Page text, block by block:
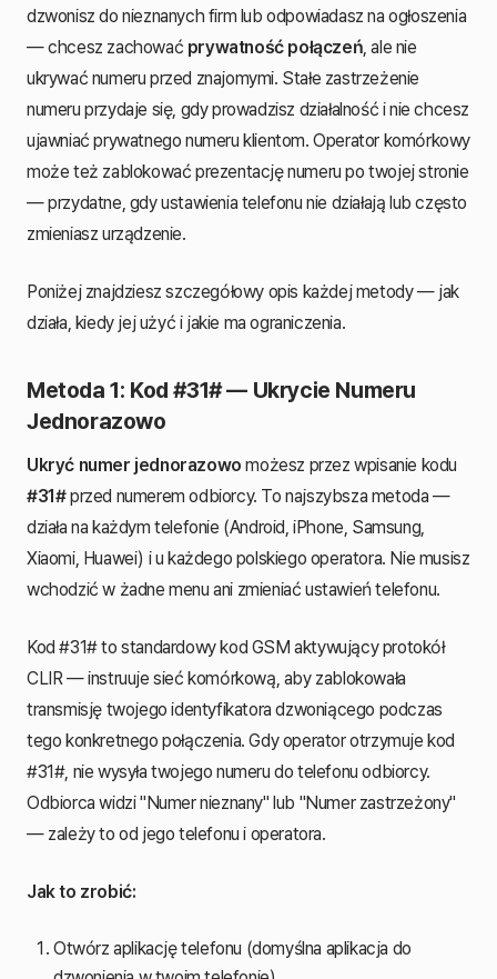
dzwonisz do nieznanych firm lub odpowiadasz na ogłoszenia
— chcesz zachować prywatność połączeń, ale nie
ukrywać numeru przed znajomymi. Stałe zastrzeżenie
numeru przydaje się, gdy prowadzisz działalność i nie chcesz
ujawniać prywatnego numeru klientom. Operator komórkowy
może też zablokować prezentację numeru po twojej stronie
— przydatne, gdy ustawienia telefonu nie działają lub często
zmieniasz urządzenie.
Poniżej znajdziesz szczegółowy opis każdej metody — jak
działa, kiedy jej użyć i jakie ma ograniczenia.
Metoda 1: Kod #31# — Ukrycie Numeru
Jednorazowo
Ukryć numer jednorazowo możesz przez wpisanie kodu
#31#przed numerem odbiorcy. To najszybsza metoda —
działa na każdym telefonie (Android, iPhone, Samsung,
Xiaomi, Huawei) i u każdego polskiego operatora. Nie musisz
wchodzić w żadne menu ani zmieniać ustawień telefonu.
Kod #31# to standardowy kod GSM aktywujący protokół
CLIR — instruuje sieć komórkową, aby zablokowała
transmisję twojego identyfikatora dzwoniącego podczas
tego konkretnego połączenia. Gdy operator otrzymuje kod
#31#, nie wysyła twojego numeru do telefonu odbiorcy.
Odbiorca widzi "Numer nieznany" lub "Numer zastrzeżony"
— zależy to od jego telefonu i operatora.
Jak to zrobić:
Otwórz aplikację telefonu (domyślna aplikacja do